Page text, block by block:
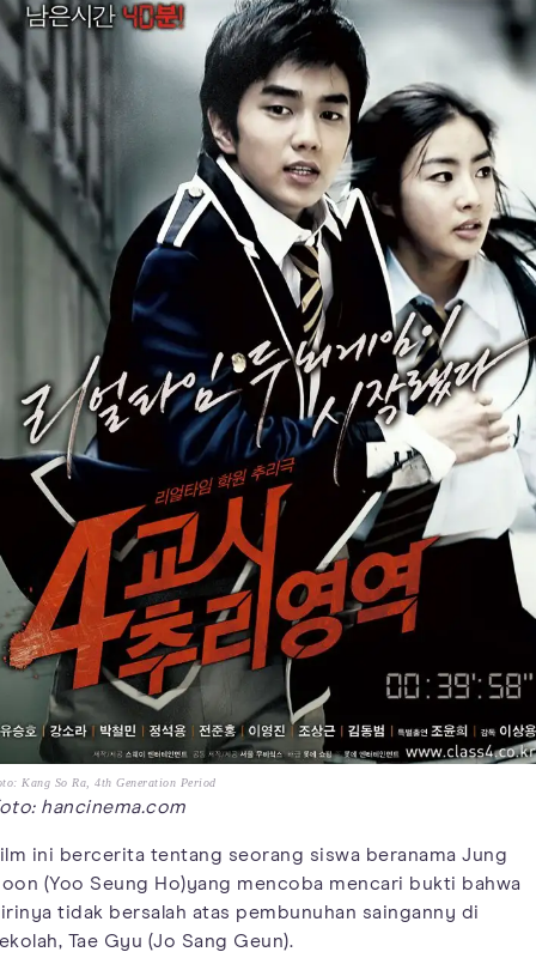
Kang So Ra, 4th Generation Period
hancinema.com
ini bercerita tentang seorang siswa beranama Jung
(Yoo Seung Ho)yang mencoba mencari bukti bahwa
tidak bersalah atas pembunuhan sainganny di
Tae Gyu (Jo Sang Geun).